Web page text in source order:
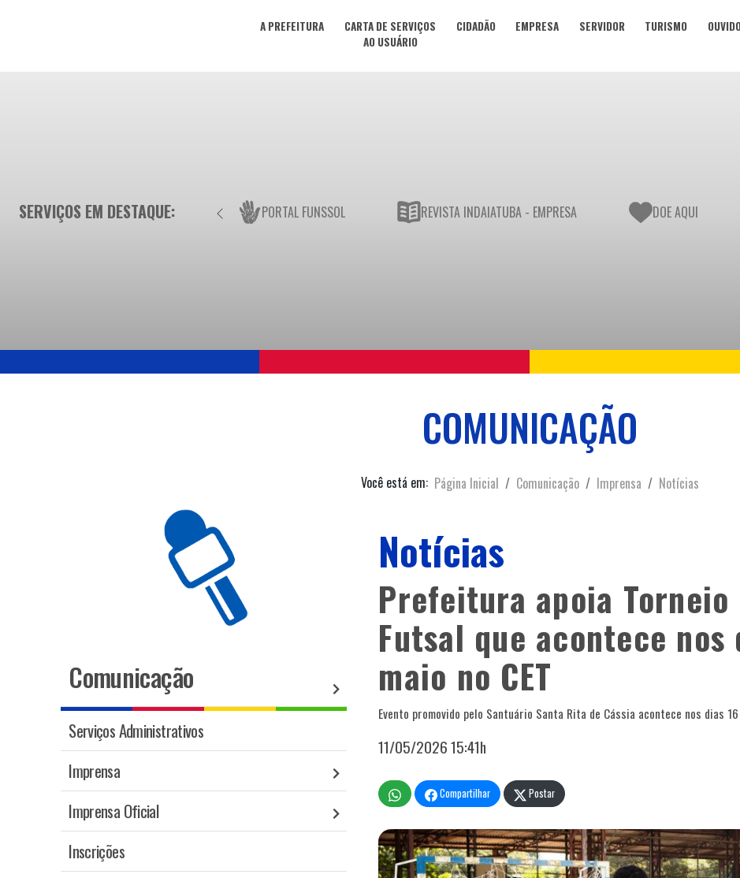
A PREFEITURA
CARTA DE SERVIÇOS
AO USUÁRIO
CIDADÃO EMPRESA SERVIDOR TURISMO
SERVIÇOS EM DESTAQUE: PORTAL FUNSSOL REVISTA INDAIATUBA - EMPRESA DOE AQUI
COMUNICAÇÃO
Você está em: Página Inicial Comunicação Imprensa Notícias
Comunicação
Serviços Administrativos
Imprensa
Imprensa Oficial
Inscrições
Notícias
Prefeitura apoia Torneio
Futsal que acontece nos
maio no CET
Evento promovido pelo Santuário Santa Rita de Cássia acontece nos dias
11/05/2026 15:41h
Compartilhar Postar